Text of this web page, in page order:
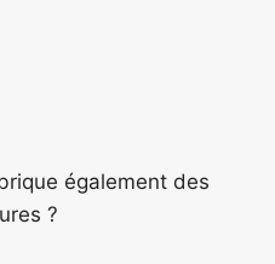
également des
?